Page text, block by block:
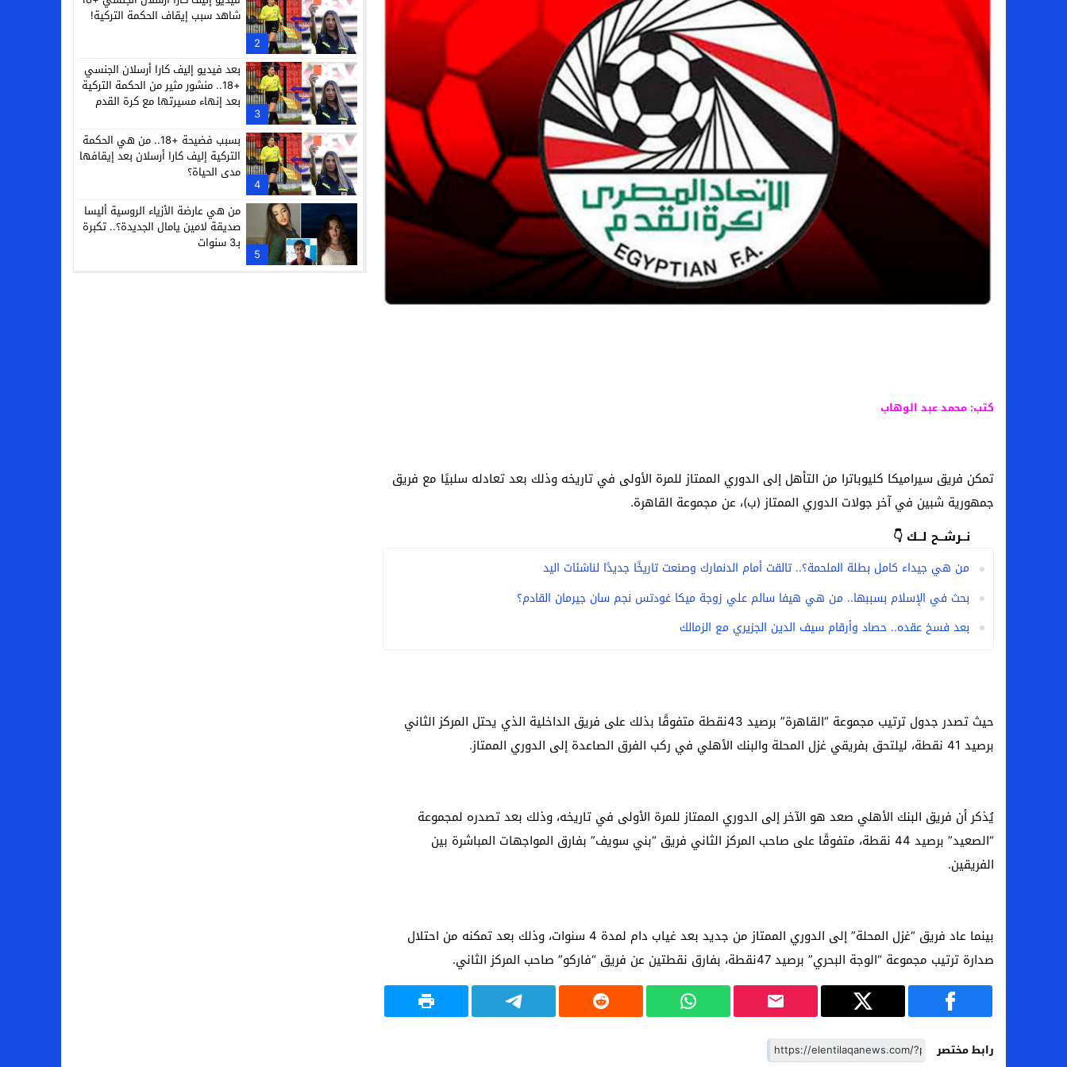
سامو كوستا في معسكر النصر السعودي.. هل انتهت أزمة العالمي المالية؟
إنهاء تعاقد سيف الدين الجزيري مع الزمالك رسميًا
من هي لوز مينديز زوجة إبراهيم دياز بعد خطفها للأنظار؟
الموصل العراقي يعلن ضم المهاجم يوسف أسامة نبيه
كتب: محمد عبد الوهاب
تمكن فريق سيراميكا كليوباترا من التأهل إلى الدوري الممتاز للمرة الأولى في تاريخه وذلك بعد تعادله سلبيًا مع فريق
جمهورية شبين في آخر جولات الدوري الممتاز (ب)، عن مجموعة القاهرة.
نــرشــح لــك 👇
من هي جيداء كامل بطلة الملحمة؟.. تالقت أمام الدنمارك وصنعت تاريخًا جديدًا لناشئات اليد
بحث في الإسلام بسببها.. من هي هيفا سالم علي زوجة ميكا غودتس نجم سان جيرمان القادم؟
بعد فسخ عقده.. حصاد وأرقام سيف الدين الجزيري مع الزمالك
حيث تصدر جدول ترتيب مجموعة “القاهرة” برصيد 43نقطة متفوقًا بذلك على فريق الداخلية الذي يحتل المركز الثاني
برصيد 41 نقطة، ليلتحق بفريقي غزل المحلة والبنك الأهلي في ركب الفرق الصاعدة إلى الدوري الممتاز.
يُذكر أن فريق البنك الأهلي صعد هو الآخر إلى الدوري الممتاز للمرة الأولى في تاريخه، وذلك بعد تصدره لمجموعة
“الصعيد” برصيد 44 نقطة، متفوقًا على صاحب المركز الثاني فريق “بني سويف” بفارق المواجهات المباشرة بين
الفريقين.
بينما عاد فريق “غزل المحلة” إلى الدوري الممتاز من جديد بعد غياب دام لمدة 4 سنوات، وذلك بعد تمكنه من احتلال
صدارة ترتيب مجموعة “الوجة البحري” برصيد 47نقطة، بفارق نقطتين عن فريق “فاركو” صاحب المركز الثاني.
رابط مختصر
2
شاهد سبب إيقاف الحكمة التركية!
3
بعد فيديو إليف كارا أرسلان الجنسي
+18.. منشور مثير من الحكمة التركية
بعد إنهاء مسيرتها مع كرة القدم
4
بسبب فضيحة +18.. من هي الحكمة
التركية إليف كارا أرسلان بعد إيقافها
مدى الحياة؟
5
من هي عارضة الأزياء الروسية أليسا
صديقة لامين يامال الجديدة؟.. تكبرة
بـ3 سنوات